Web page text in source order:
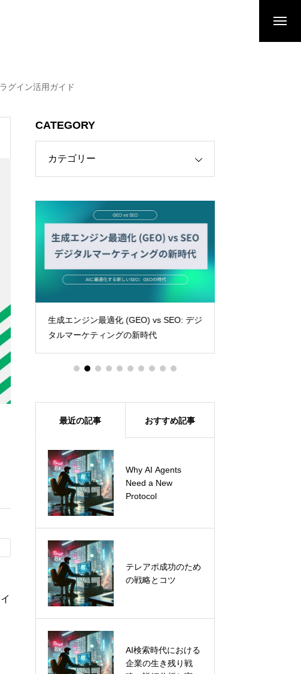
グイン活用ガイド
CATEGORY
す方
生成エンジン最適化 (GEO) vs SEO: デジ
タルマーケティングの新時代
最近の記事 おすすめ記事
Why AI Agents
Need a New
Protocol
テレアポ成功のため
の戦略とコツ
AI検索時代における
企業の生き残り戦
ChatGPTのプロン
プトチェーンを使っ
て、効率的にタスク
顧客管理を革新し、
効率的なビジネス成
LinkedInリード獲得
を自動化する